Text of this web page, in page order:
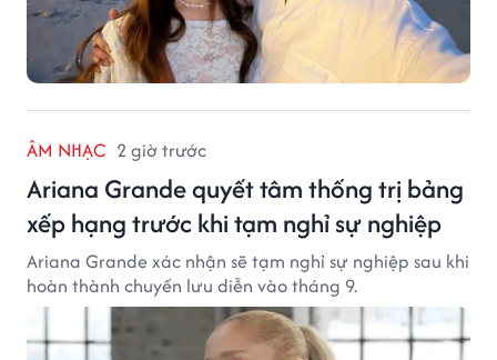
ÂM NHẠC 2 giờ trước
Ariana Grande quyết tâm thống trị bảng
xếp hạng trước khi tạm nghỉ sự nghiệp
Ariana Grande xác nhận sẽ tạm nghỉ sự nghiệp sau khi
hoàn thành chuyến lưu diễn vào tháng 9.